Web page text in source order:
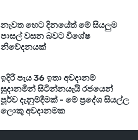
නැවත හෙට දිනයේත් මේ සියලුම
පාසල් වසන බවට විශේෂ
නිවේදනයක්
ඉදිරි පැය 36 ඉතා අවදානම්
සුදානමින් සිටින්නයැයි රජයෙන්
පූර්ව දැනුම්දීමක් - මේ ප්‍රදේශ සියල්ල
ලොකු අවදානමක